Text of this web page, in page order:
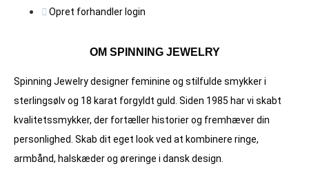
Opret forhandler login
OM SPINNING JEWELRY
Spinning Jewelry designer feminine og stilfulde smykker i
sterlingsølv og 18 karat forgyldt guld. Siden 1985 har vi skabt
kvalitets­smykker, der fortæller historier og fremhæver din
personlighed. Skab dit eget look ved at kombinere ringe,
armbånd, halskæder og øreringe i dansk design.